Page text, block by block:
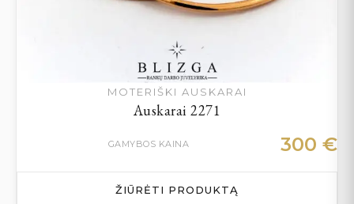
MOTERIŠKI AUSKARAI
Auskarai 2271
GAMYBOS KAINA 300 €
ŽIŪRĖTI PRODUKTĄ